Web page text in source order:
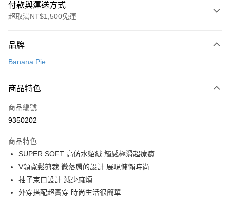
付款與運送方式
超取滿NT$1,500免運
信用卡一次付款
LINE Pay
Apple Pay
Google Pay
全支付
全盈+PAY
品牌
Banana Pie
商品特色
商品編號
9350202
商品特色
SUPER SOFT 高仿水貂絨 觸感極滑超療癒
V領寬鬆剪裁 微落肩的設計 展現慵懶時尚
袖子束口設計 減少麻煩
外穿搭配超實穿 時尚生活很簡單